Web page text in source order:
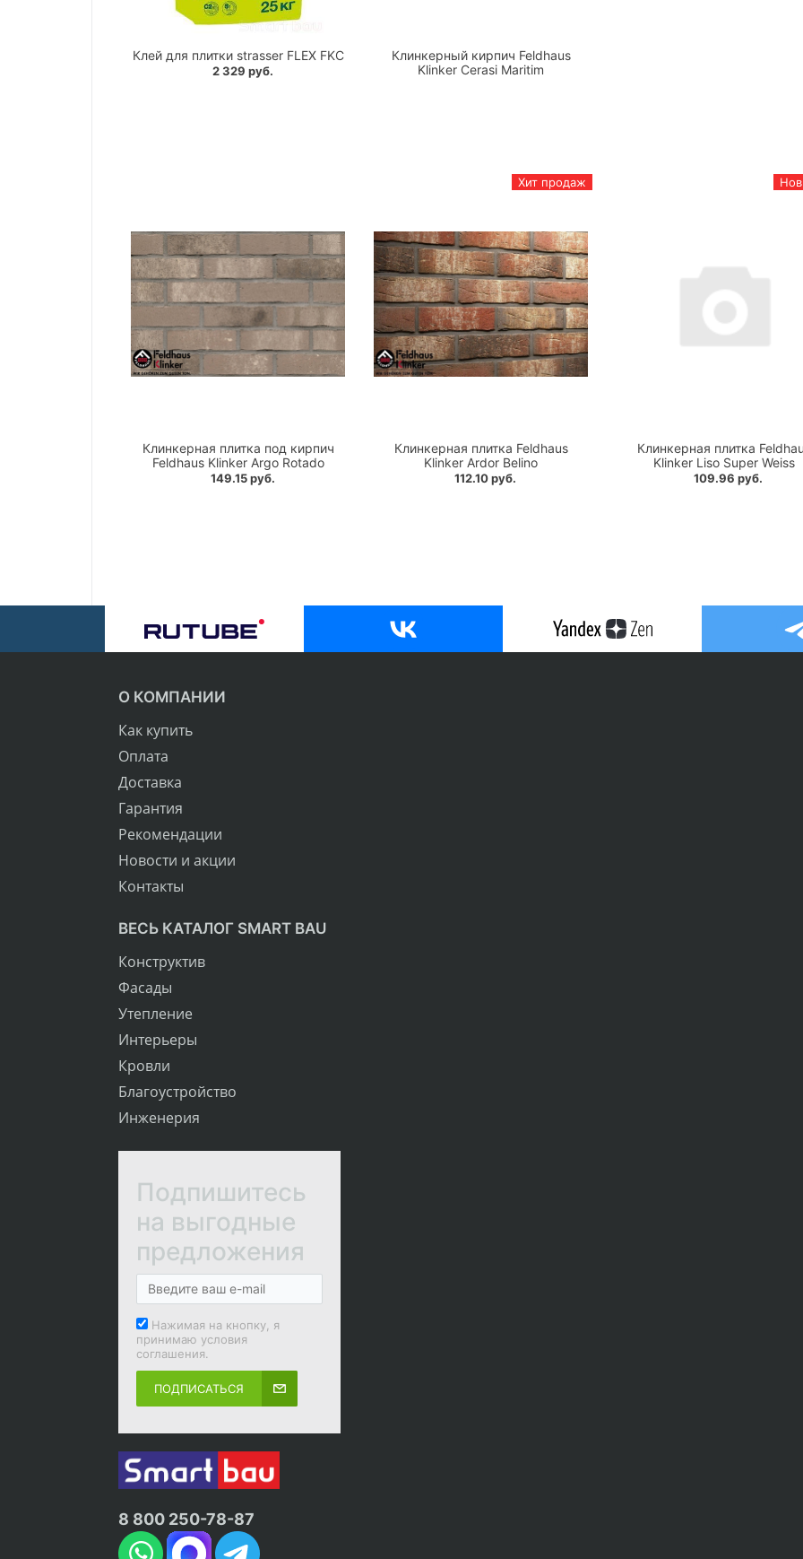
Клей для плитки strasser FLEX FKC
2 329 руб.
Клинкерный кирпич Feldhaus
Klinker Cerasi Maritim
Клинкерная плитка под кирпич
Feldhaus Klinker Argo Rotado
149.15 руб.
Хит продаж
Клинкерная плитка Feldhaus
Klinker Ardor Belino
112.10 руб.
Клинкерная плитка
Klinker Liso Super Weiss
109.96 руб.
О КОМПАНИИ
Как купить
Оплата
Доставка
Гарантия
Рекомендации
Новости и акции
Контакты
ВЕСЬ КАТАЛОГ SMART BAU
Конструктив
Фасады
Утепление
Интерьеры
Кровли
Благоустройство
Инженерия
Подпишитесь
на выгодные
предложения
Нажимая на кнопку, я
принимаю условия
соглашения.
ПОДПИСАТЬСЯ
8 800 250-78-87